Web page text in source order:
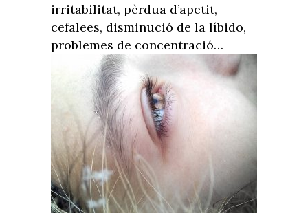
irritabilitat, pèrdua d’apetit,
cefalees, disminució de la líbido,
problemes de concentració…